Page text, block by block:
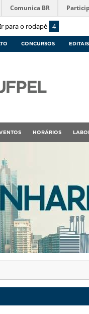
para o rodapé 4
Comunica BR
CONCURSOS EDITAIS
HORÁRIOS